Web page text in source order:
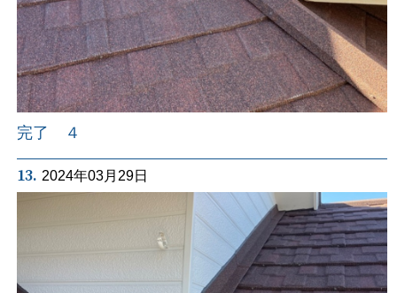
完了 ４
13. 2024年03月29日